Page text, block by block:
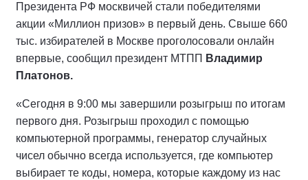
Президента РФ москвичей стали победителями
акции «Миллион призов» в первый день. Свыше 660
тыс. избирателей в Москве проголосовали онлайн
впервые, сообщил президент МТПП Владимир
Платонов.
«Сегодня в 9:00 мы завершили розыгрыш по итогам
первого дня. Розыгрыш проходил с помощью
компьютерной программы, генератор случайных
чисел обычно всегда используется, где компьютер
выбирает те коды, номера, которые каждому из нас